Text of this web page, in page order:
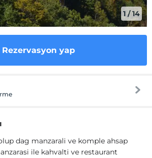
1 /14
Rezervasyon yap
dag manzarali ve komple ahsap
ile kahvalti ve restaurant